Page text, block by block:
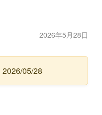
2026年5月28日
2026/05/28